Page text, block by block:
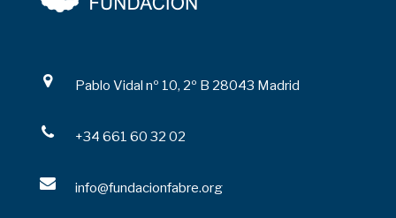
Pablo Vidal nº 10, 2º B 28043 Madrid
+34 661 60 32 02
info@fundacionfabre.org